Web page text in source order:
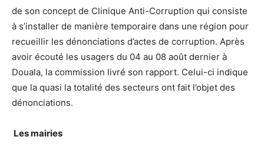
de son concept de Clinique Anti-Corruption qui consiste
à s’installer de manière temporaire dans une région pour
recueillir les dénonciations d’actes de corruption. Après
avoir écouté les usagers du 04 au 08 août dernier à
Douala, la commission livré son rapport. Celui-ci indique
que la quasi la totalité des secteurs ont fait l’objet des
dénonciations.
Les mairies